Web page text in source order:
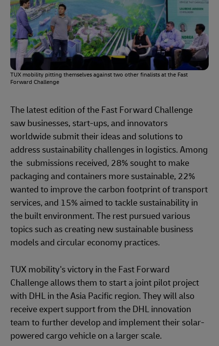
TUX mobility pitting themselves against two other finalists at the Fast
Forward Challenge
The latest edition of the Fast Forward Challenge
saw businesses, start-ups, and innovators
worldwide submit their ideas and solutions to
address sustainability challenges in logistics. Among
the submissions received, 28% sought to make
packaging and containers more sustainable, 22%
wanted to improve the carbon footprint of transport
services, and 15% aimed to tackle sustainability in
the built environment. The rest pursued various
topics such as creating new sustainable business
models and circular economy practices.
TUX mobility's victory in the Fast Forward
Challenge allows them to start a joint pilot project
with DHL in the Asia Pacific region. They will also
receive expert support from the DHL innovation
team to further develop and implement their solar-
powered cargo vehicle on a larger scale.